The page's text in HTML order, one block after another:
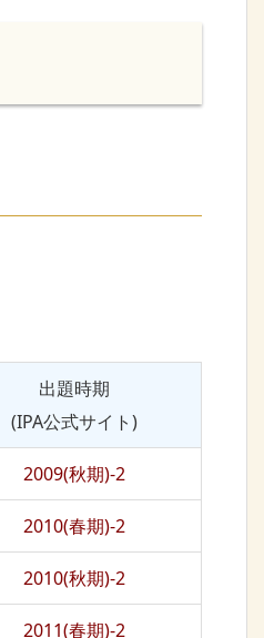
出題時期
(IPA公式サイト)
2009(秋期)-2
2010(春期)-2
2010(秋期)-2
2011(春期)-2